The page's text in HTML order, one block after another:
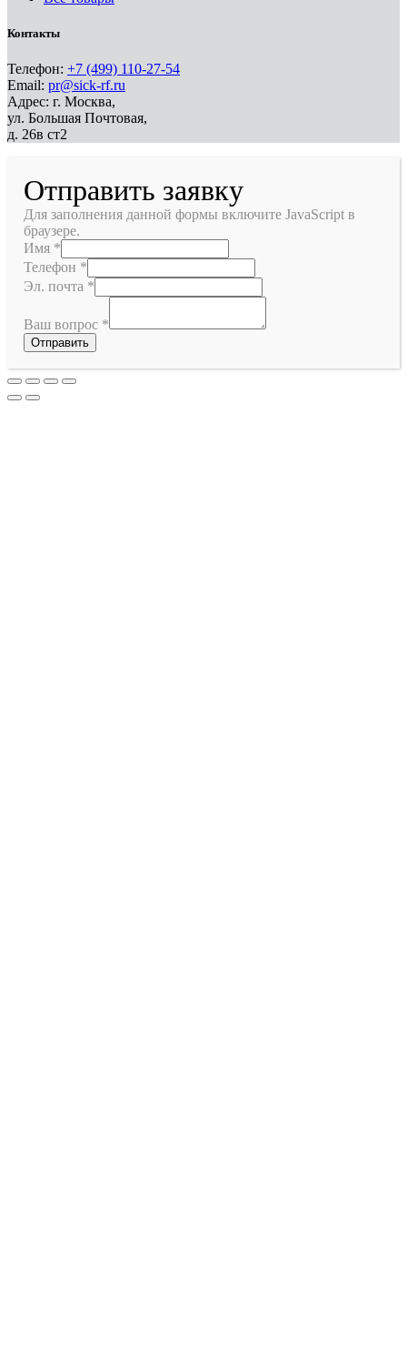
Контакты
Телефон: +7 (499) 110-27-54
Email: pr@sick-rf.ru
Адрес: г. Москва,
ул. Большая Почтовая,
д. 26в ст2
Отправить заявку
Для заполнения данной формы включите JavaScript в
браузере.
Имя *
Телефон *
Эл. почта *
Ваш вопрос *
Отправить